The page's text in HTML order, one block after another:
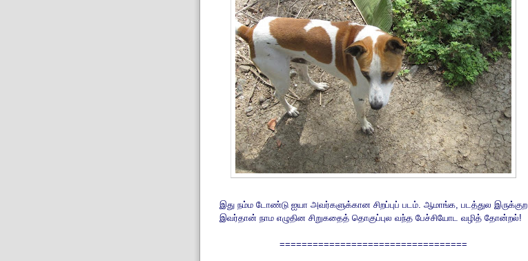
இது நம்ம டோண்டு ஐயா அவர்களுக்கான சிறப்புப் படம். ஆமாங்க, படத்துல இருக்குற
இவர்தான் நாம எழுதின சிறுகதைத் தொகுப்புல வந்த பேச்சியோட வழித் தோன்றல்!
==================================